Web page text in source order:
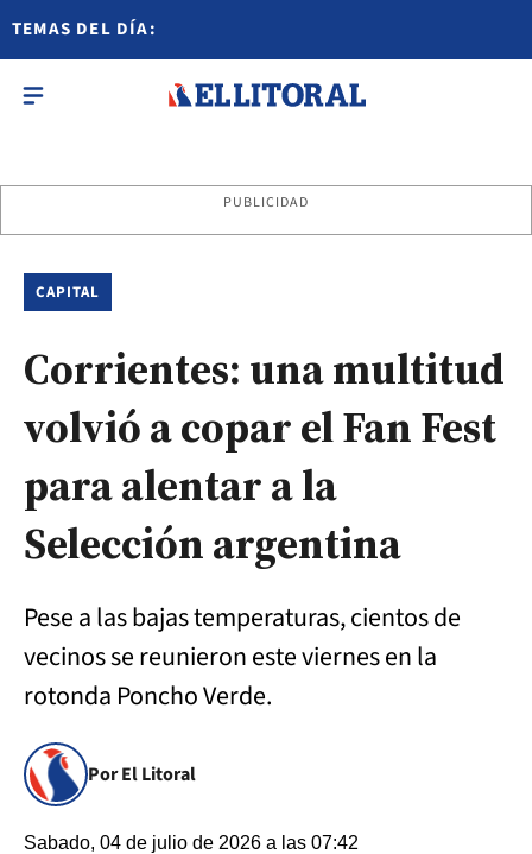
TEMAS DEL DÍA:
PUBLICIDAD
CAPITAL
Corrientes: una multitud
volvió a copar el Fan Fest
para alentar a la
Selección argentina
Pese a las bajas temperaturas, cientos de
vecinos se reunieron este viernes en la
rotonda Poncho Verde.
Por El Litoral
Sabado, 04 de julio de 2026 a las 07:42